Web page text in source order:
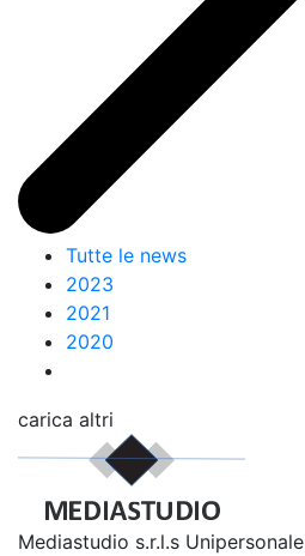
Tutte le news
2023
2021
2020
carica altri
Mediastudio s.r.l.s Unipersonale